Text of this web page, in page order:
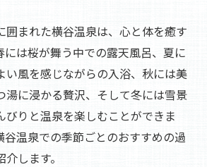
囲まれた横谷温泉は、心と体を癒す
には桜が舞う中での露天風呂、夏に
い風を感じながらの入浴、秋には美
湯に浸かる贅沢、そして冬には雪景
びりと温泉を楽しむことができま
谷温泉での季節ごとのおすすめの過
します。